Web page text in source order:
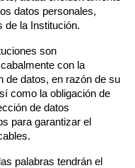
datos personales,
de la Institución.
son
con la
de datos, en razón de su
como la obligación de
de datos
para garantizar el
palabras tendrán el